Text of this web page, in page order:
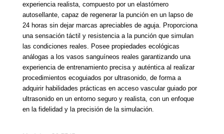
experiencia realista, compuesto por un elastómero
autosellante, capaz de regenerar la punción en un lapso de
24 horas sin dejar marcas apreciables de aguja. Proporciona
una sensación táctil y resistencia a la punción que simulan
las condiciones reales. Posee propiedades ecológicas
análogas a los vasos sanguíneos reales garantizando una
experiencia de entrenamiento precisa y auténtica al realizar
procedimientos ecoguiados por ultrasonido, de forma a
adquirir habilidades prácticas en acceso vascular guiado por
ultrasonido en un entorno seguro y realista, con un enfoque
en la fidelidad y la precisión de la simulación.